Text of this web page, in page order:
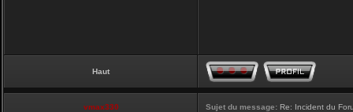
Haut
vmax330 Sujet du message: Re: Incident du